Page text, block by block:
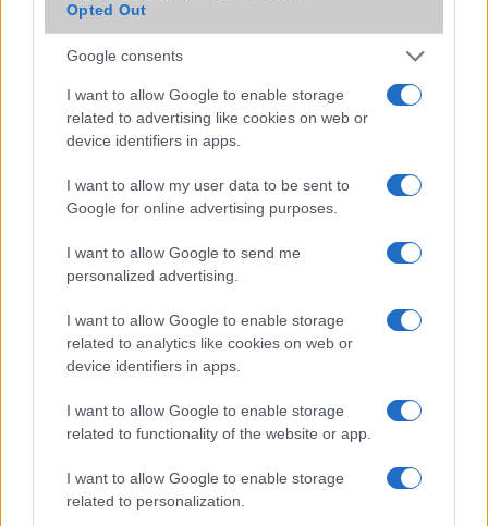
Opted Out
Google consents
I want to allow Google to enable storage
related to advertising like cookies on web or
device identifiers in apps.
I want to allow my user data to be sent to
Google for online advertising purposes.
I want to allow Google to send me
personalized advertising.
I want to allow Google to enable storage
related to analytics like cookies on web or
device identifiers in apps.
I want to allow Google to enable storage
related to functionality of the website or app.
I want to allow Google to enable storage
related to personalization.
Nomad Stand One Max 3. generáció: Prémium töltés
minden Apple eszköznek
Kiderült, hogy a Qi2 szabvány nem igényli feltétlenül a
mágneseket
Az Apple új MagSafe töltője Qi2-t kap, de az Apple
technológiája továbbra is gyorsabban tölt
Az iPhone 16 termékcsalád új vezeték nélküli töltési
sebességei: Érdemes frissíteni?
Samsung és a Qi2: A Galaxy S25 sorozat és a mágneses
A Galaxy S26 széria hatalmas vezeték nélküli töltési ugrást
Clicks Power Keyboard - a billentyűzet, ami tölti is a